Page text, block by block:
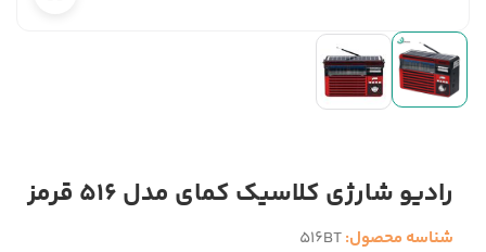
رادیو شارژی کلاسیک کمای مدل 516 قرمز
شناسه محصول:516BT